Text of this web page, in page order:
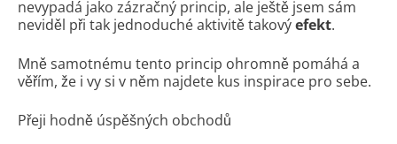
nevypadá jako zázračný princip, ale ještě jsem sám
neviděl při tak jednoduché aktivitě takovýefekt.
Mně samotnému tento princip ohromně pomáhá a
věřím, že i vy si v něm najdete kus inspirace pro sebe.
Přeji hodně úspěšných obchodů